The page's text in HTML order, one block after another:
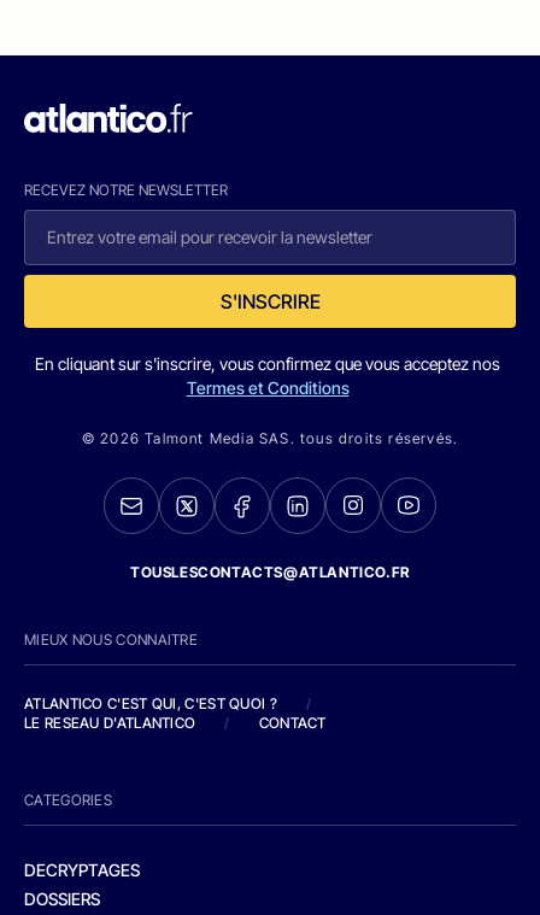
RECEVEZ NOTRE NEWSLETTER
S'INSCRIRE
En cliquant sur s'inscrire, vous confirmez que vous acceptez nos
Termes et Conditions
© 2026 Talmont Media SAS. tous droits réservés.
TOUSLESCONTACTS@ATLANTICO.FR
MIEUX NOUS CONNAITRE
ATLANTICO C'EST QUI, C'EST QUOI ?
/
LE RESEAU D'ATLANTICO
/ CONTACT
CATEGORIES
DECRYPTAGES
DOSSIERS